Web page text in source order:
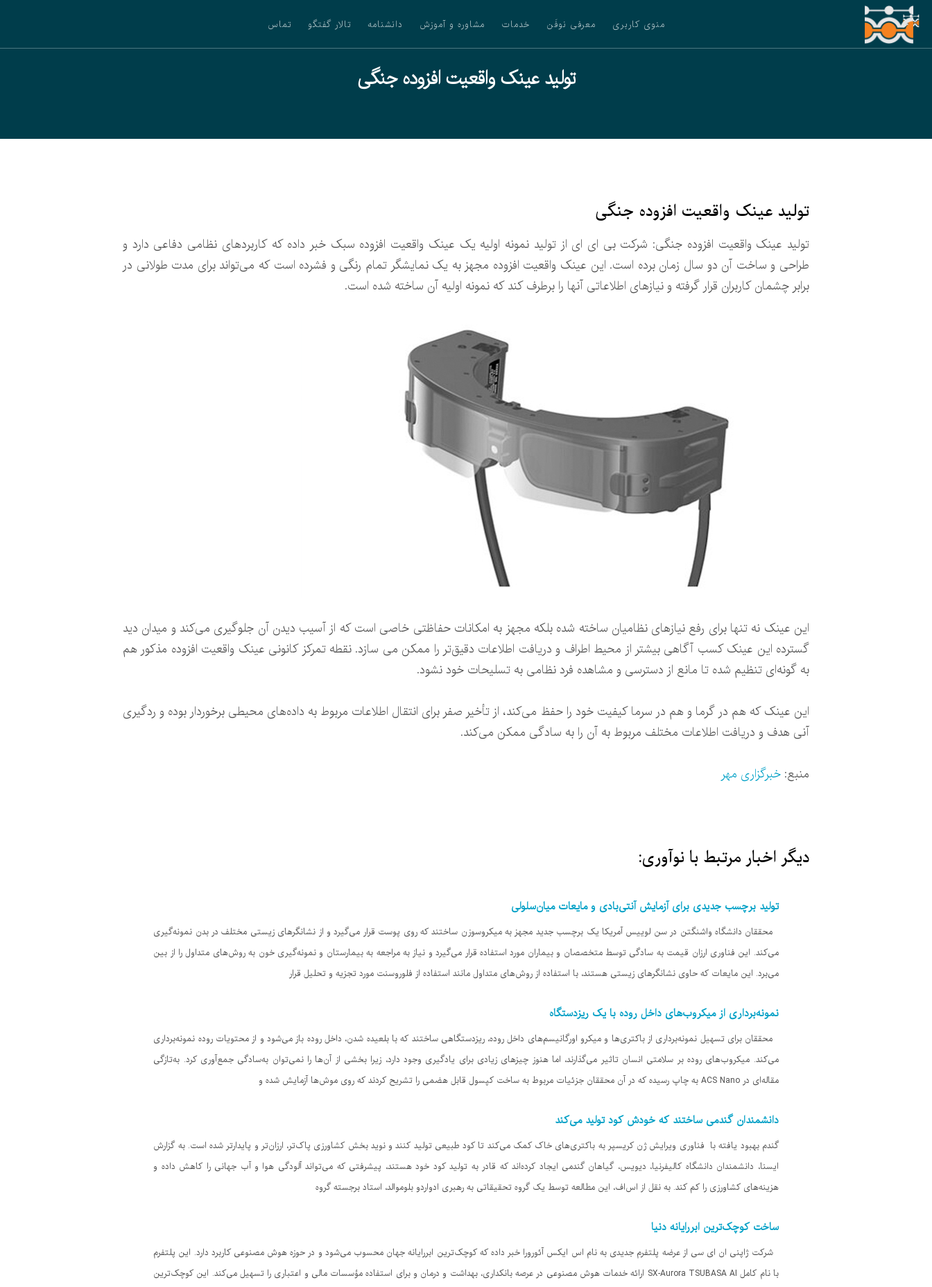
منوی کاربری معرفی نوفَن خدمات مشاوره و آموزش دانشنامه تالار گفتگو تماس
تولید عینک واقعیت افزوده جنگی
تولید عینک واقعیت افزوده جنگی
تولید عینک واقعیت افزوده جنگی: شرکت بی ای ای از تولید نمونه اولیه یک عینک واقعیت افزوده سبک خبر داده که کاربردهای نظامی دفاعی دارد و
طراحی و ساخت آن دو سال زمان برده است. این عینک واقعیت افزوده مجهز به یک نمایشگر تمام رنگی و فشرده است که می‌تواند برای مدت طولانی در
برابر چشمان کاربران قرار گرفته و نیازهای اطلاعاتی آنها را برطرف کند که نمونه اولیه آن ساخته شده است.
این عینک نه تنها برای رفع نیازهای نظامیان ساخته شده بلکه مجهز به امکانات حفاظتی خاصی است که از آسیب دیدن آن جلوگیری می‌کند و میدان دید
گسترده این عینک کسب آگاهی بیشتر از محیط اطراف و دریافت اطلاعات دقیق‌تر را ممکن می سازد. نقطه تمرکز کانونی عینک واقعیت افزوده مذکور هم
به گونه‌ای تنظیم شده تا مانع از دسترسی و مشاهده فرد نظامی به تسلیحات خود نشود.
این عینک که هم در گرما و هم در سرما کیفیت خود را حفظ می‌کند، از تأخیر صفر برای انتقال اطلاعات مربوط به داده‌های محیطی برخوردار بوده و ردگیری
آنی هدف و دریافت اطلاعات مختلف مربوط به آن را به سادگی ممکن می‌کند.
منبع: خبرگزاری مهر
دیگر اخبار مرتبط با نوآوری:
تولید برچسب جدیدی برای آزمایش آنتی‌بادی و مایعات میان‌سلولی
محققان دانشگاه واشنگتن در سن لوییس آمریکا یک برچسب جدید مجهز به میکروسوزن ساختند که روی پوست قرار می‌گیرد و از نشانگرهای زیستی مختلف در بدن نمونه‌گیری
می‌کند. این فناوری ارزان قیمت به سادگی توسط متخصصان و بیماران مورد استفاده قرار می‌گیرد و نیاز به مراجعه به بیمارستان و نمونه‌گیری خون به روش‌های متداول را از بین
می‌برد. این مایعات که حاوی نشانگرهای زیستی هستند، با استفاده از روش‌های متداول مانند استفاده از فلوروسنت مورد تجزیه و تحلیل قرار
نمونه‌برداری از میکروب‌های داخل روده با یک ریزدستگاه
محققان برای تسهیل نمونه‌برداری از باکتری‌ها و میکرو اورگانیسم‌های داخل روده، ریزدستگاهی ساختند که با بلعیده شدن، داخل روده باز می‌شود و از محتویات روده نمونه‌برداری
می‌کند. میکروب‌های روده بر سلامتی انسان تاثیر می‌گذارند، اما هنوز چیزهای زیادی برای یادگیری وجود دارد، زیرا بخشی از آن‌ها را نمی‌توان به‌سادگی جمع‌آوری کرد. به‌تازگی
مقاله‌ای در ACS Nano به چاپ رسیده که در آن محققان جزئیات مربوط به ساخت کپسول قابل هضمی را تشریح کردند که روی موش‌ها آزمایش شده و
دانشمندان گندمی ساختند که خودش کود تولید می‌کند
گندم بهبود یافته با فناوری ویرایش ژن کریسپر به باکتری‌های خاک کمک می‌کند تا کود طبیعی تولید کنند و نوید بخش کشاورزی پاک‌تر، ارزان‌تر و پایدارتر شده است. به گزارش
ایسنا، دانشمندان دانشگاه کالیفرنیا، دیویس، گیاهان گندمی ایجاد کرده‌اند که قادر به تولید کود خود هستند، پیشرفتی که می‌تواند آلودگی هوا و آب جهانی را کاهش داده و
هزینه‌های کشاورزی را کم کند. به نقل از اس‌اف، این مطالعه توسط یک گروه تحقیقاتی به رهبری ادواردو بلوموالد، استاد برجسته گروه
ساخت کوچک‌ترین ابررایانه دنیا
شرکت ژاپنی ان ای سی از عرضه پلتفرم جدیدی به نام اس ایکس آئورورا خبر داده که کوچک‌ترین ابررایانه جهان محسوب می‌شود و در حوزه هوش مصنوعی کاربرد دارد. این پلتفرم
با نام کامل SX-Aurora TSUBASA AI ارائه خدمات هوش مصنوعی در عرصه بانکداری، بهداشت و درمان و برای استفاده مؤسسات مالی و اعتباری را تسهیل می‌کند. این کوچک‌ترین